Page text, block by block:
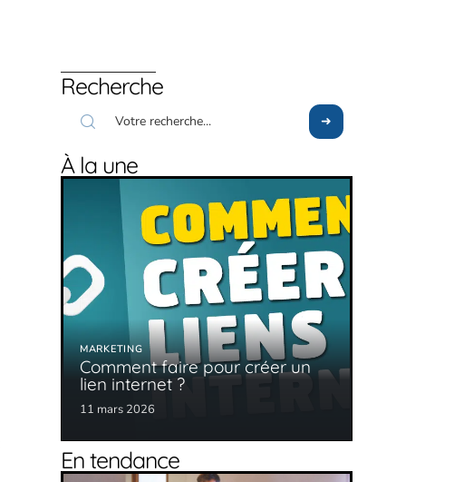
Recherche
À la une
MARKETING
Comment faire pour créer un
lien internet ?
11 mars 2026
En tendance